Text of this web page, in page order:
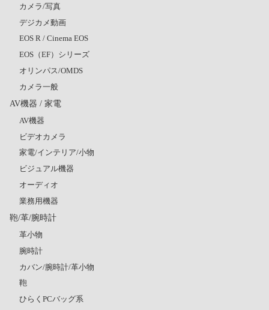
カメラ/写真
デジカメ動画
EOS R / Cinema EOS
EOS（EF）シリーズ
オリンパス/OMDS
カメラ一般
AV機器 / 家電
AV機器
ビデオカメラ
家電/インテリア/小物
ビジュアル機器
オーディオ
業務用機器
鞄/革/腕時計
革小物
腕時計
カバン/腕時計/革小物
鞄
ひらくPCバッグ系